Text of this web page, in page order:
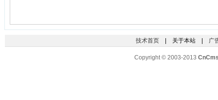
技术首页| 关于本站 | 广
Copyright © 2003-2013